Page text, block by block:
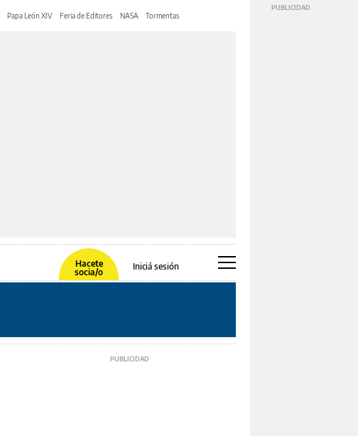
Papa León XIV Feria de Editores NASA Tormentas
Hacete
socia/o
Iniciá sesión